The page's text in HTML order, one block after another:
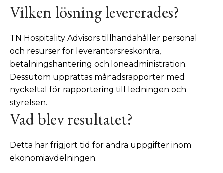
Vilken lösning levererades?
TN Hospitality Advisors tillhandahåller personal
och resurser för leverantörsreskontra,
betalningshantering och löneadministration.
Dessutom upprättas månadsrapporter med
nyckeltal för rapportering till ledningen och
styrelsen.
Vad blev resultatet?
Detta har frigjort tid för andra uppgifter inom
ekonomiavdelningen.